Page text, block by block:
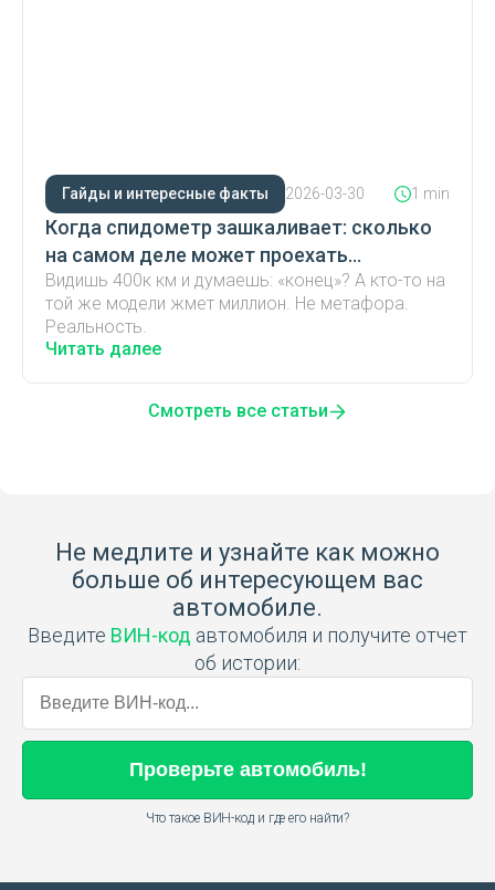
Гайды и интересные факты 2026-03-30 1 min
Когда спидометр зашкаливает: сколько
на самом деле может проехать
автомобиль?
Видишь 400к км и думаешь: «конец»? А кто-то на
той же модели жмет миллион. Не метафора.
Реальность.
Читать далее
Смотреть все статьи
Не медлите и узнайте как можно
больше об интересующем вас
автомобиле.
Введите ВИН-код автомобиля и получите отчет
об истории:
Проверьте автомобиль!
Что такое ВИН-код и где его найти?